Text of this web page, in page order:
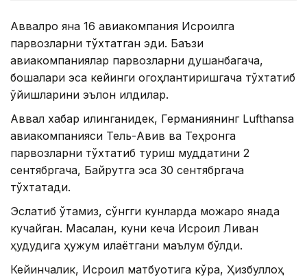
Аввалроқ яна 16 авиакомпания Исроилга
парвозларни тўхтатган эди. Баъзи
авиакомпаниялар парвозларни душанбагача,
бошқалари эса кейинги огоҳлантиришгача тўхтатиб
қўйишларини эълон қилдилар.
Аввал хабар қилинганидек, Германиянинг Lufthansa
авиакомпанияси Тель-Авив ва Теҳронга
парвозларни тўхтатиб туриш муддатини 2
сентябргача, Байрутга эса 30 сентябргача
тўхтатади.
Эслатиб ўтамиз, сўнгги кунларда можаро янада
кучайган. Масалан, куни кеча Исроил Ливан
ҳудудига ҳужум қилаётгани маълум бўлди.
Кейинчалик, Исроил матбуотига кўра, Ҳизбуллоҳ